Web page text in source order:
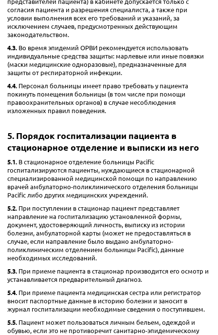
представителей пациента) в кабинете допускается только с
согласия пациента и разрешения специалиста, а также при
условии выполнения всех его требований и указаний, за
исключением случаев, предусмотренных действующим
законодательством.
4.3. Во время эпидемий ОРВИ рекомендуется использовать
индивидуальные средства защиты: марлевые или иные повязки
(маски медицинские одноразовые), предназначенные для
защиты от респираторной инфекции.
4.4. Персонал больницы имеет право требовать у пациента
покинуть помещения больницы (в том числе при помощи
правоохранительных органов) в случае несоблюдения
изложенных правил поведения.
5. Порядок госпитализации пациента в
стационарное отделение и выписки из него
5.1. В стационарное отделение больницы Pacific
госпитализируются пациенты, нуждающиеся в стационарной
специализированной медицинской помощи по направлению
врачей амбулаторно-поликлинического отделения больницы
Pacific либо других медицинских учреждений.
5.2. При поступлении в стационар пациент представляет
направление на госпитализацию установленной формы,
документ, удостоверяющий личность, выписку из истории
болезни, амбулаторной карты (может не предоставляться в
случае, если направление было выдано амбулаторно-
поликлиническим отделением больницы Pacific), данные
необходимых исследований.
5.3. При приеме пациента в стационар производится его осмотр и
устанавливается предварительный диагноз.
5.4. При приеме пациента медицинская сестра или регистратор
вносит паспортные данные в историю болезни и заносит в
журнал госпитализации необходимые сведения о поступившем.
5.5. Пациент может пользоваться личным бельем, одеждой и
обувью, если это не противоречит санитарно-эпидемическому